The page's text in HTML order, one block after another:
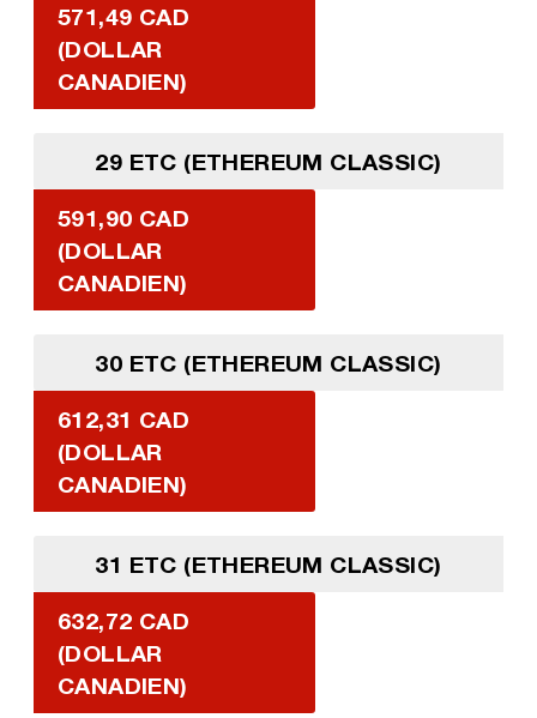
571,49 CAD
(DOLLAR
CANADIEN)
29 ETC (ETHEREUM CLASSIC)
591,90 CAD
(DOLLAR
CANADIEN)
30 ETC (ETHEREUM CLASSIC)
612,31 CAD
(DOLLAR
CANADIEN)
31 ETC (ETHEREUM CLASSIC)
632,72 CAD
(DOLLAR
CANADIEN)